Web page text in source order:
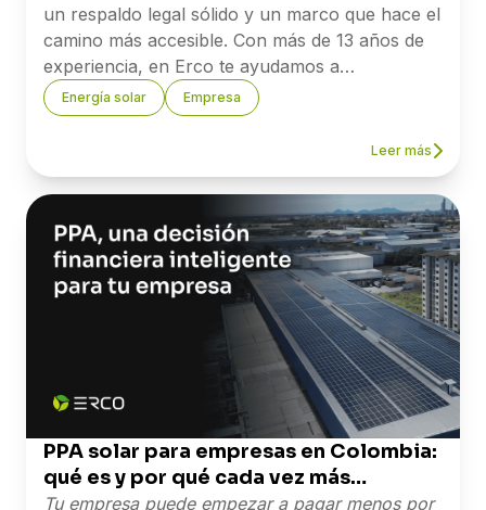
un respaldo legal sólido y un marco que hace el
camino más accesible. Con más de 13 años de
experiencia, en Erco te ayudamos a
implementar proyectos solares y a sacarle el
mayor provecho a los beneficios tributarios
Si quieres saber cuánto puede ahorrar tu
empresa, nuestro equipo está listo para
asesorarte. → Agenda una asesoría con uno de
nuestros expertos.
Referencias: Ley 1715 de 2014 y Ley 2099 de
2021 — Secretaría del Senado de Colombia ·
Resolución UPME 135 de 2025 — upme.gov.co ·
Ministerio de Minas y Energía — Comunicado
Energía solar Empresa
Leer más
PPA solar para empresas en Colombia:
qué es y por qué cada vez más
empresas lo eligen
Tu empresa puede empezar a pagar menos por